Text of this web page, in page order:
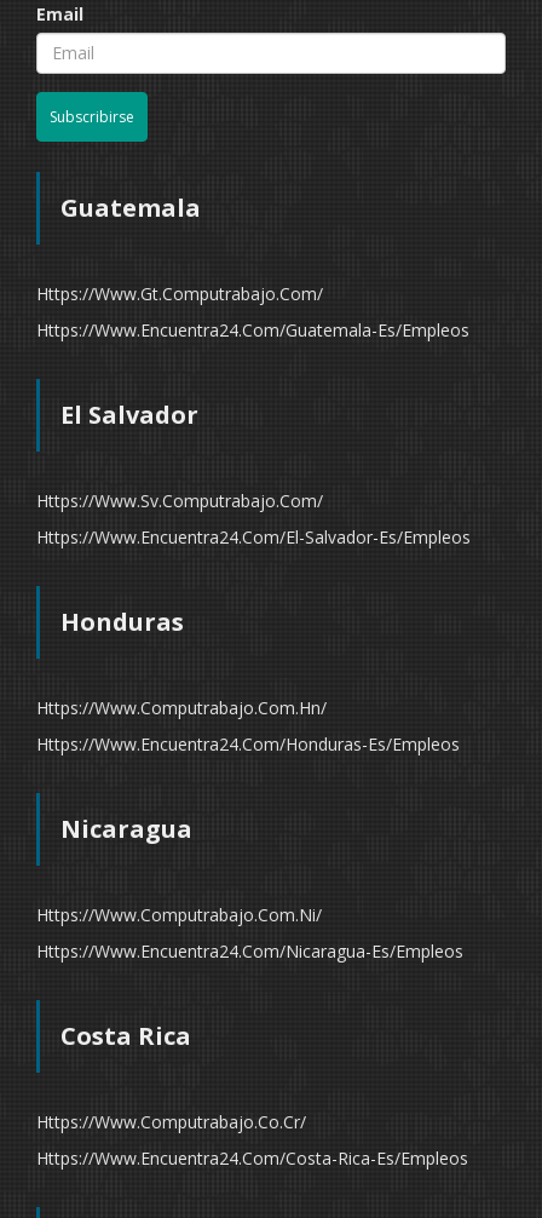
Email
Subscribirse
Guatemala
Https://www.gt.computrabajo.com/
Https://www.encuentra24.com/guatemala-Es/empleos
El Salvador
Https://www.sv.computrabajo.com/
Https://www.encuentra24.com/el-Salvador-Es/empleos
Honduras
Https://www.computrabajo.com.hn/
Https://www.encuentra24.com/honduras-Es/empleos
Nicaragua
Https://www.computrabajo.com.ni/
Https://www.encuentra24.com/nicaragua-Es/empleos
Costa Rica
Https://www.computrabajo.co.cr/
Https://www.encuentra24.com/costa-Rica-Es/empleos